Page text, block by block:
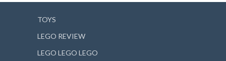
TOYS
LEGO REVIEW
LEGO LEGO LEGO